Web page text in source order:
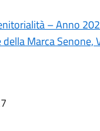
– Anno
Marca